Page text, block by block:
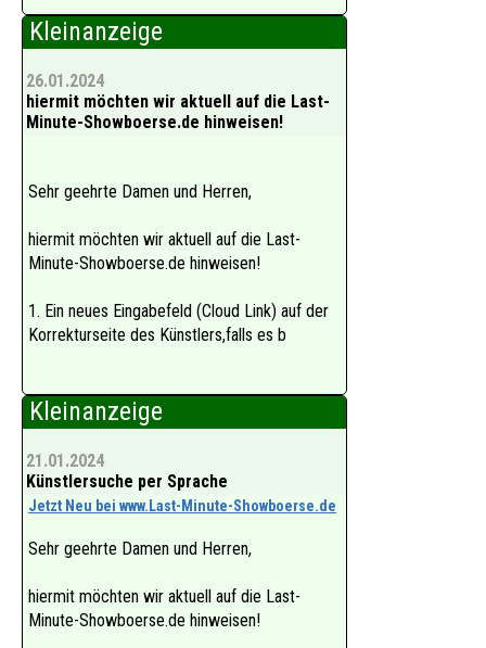
Kleinanzeige
26.01.2024
hiermit möchten wir aktuell auf die Last-
Minute-Showboerse.de hinweisen!
Sehr geehrte Damen und Herren,
hiermit möchten wir aktuell auf die Last-
Minute-Showboerse.de hinweisen!
1. Ein neues Eingabefeld (Cloud Link) auf der
Korrekturseite des Künstlers,falls es b
Kleinanzeige
21.01.2024
Künstlersuche per Sprache
Jetzt Neu bei www.Last-Minute-Showboerse.de
Sehr geehrte Damen und Herren,
hiermit möchten wir aktuell auf die Last-
Minute-Showboerse.de hinweisen!